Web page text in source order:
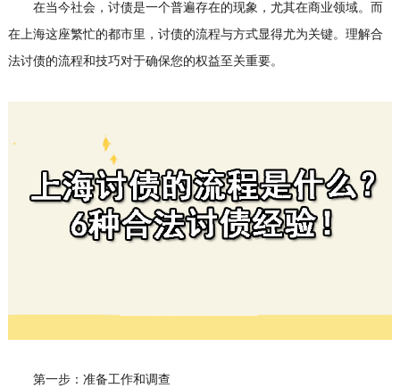
在当今社会，讨债是一个普遍存在的现象，尤其在商业领域。而
在上海这座繁忙的都市里，讨债的流程与方式显得尤为关键。理解合
法讨债的流程和技巧对于确保您的权益至关重要。
第一步：准备工作和调查